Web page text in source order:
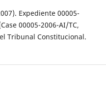
Expediente 00005-
00005-2006-AI/TC,
Tribunal Constitucional.